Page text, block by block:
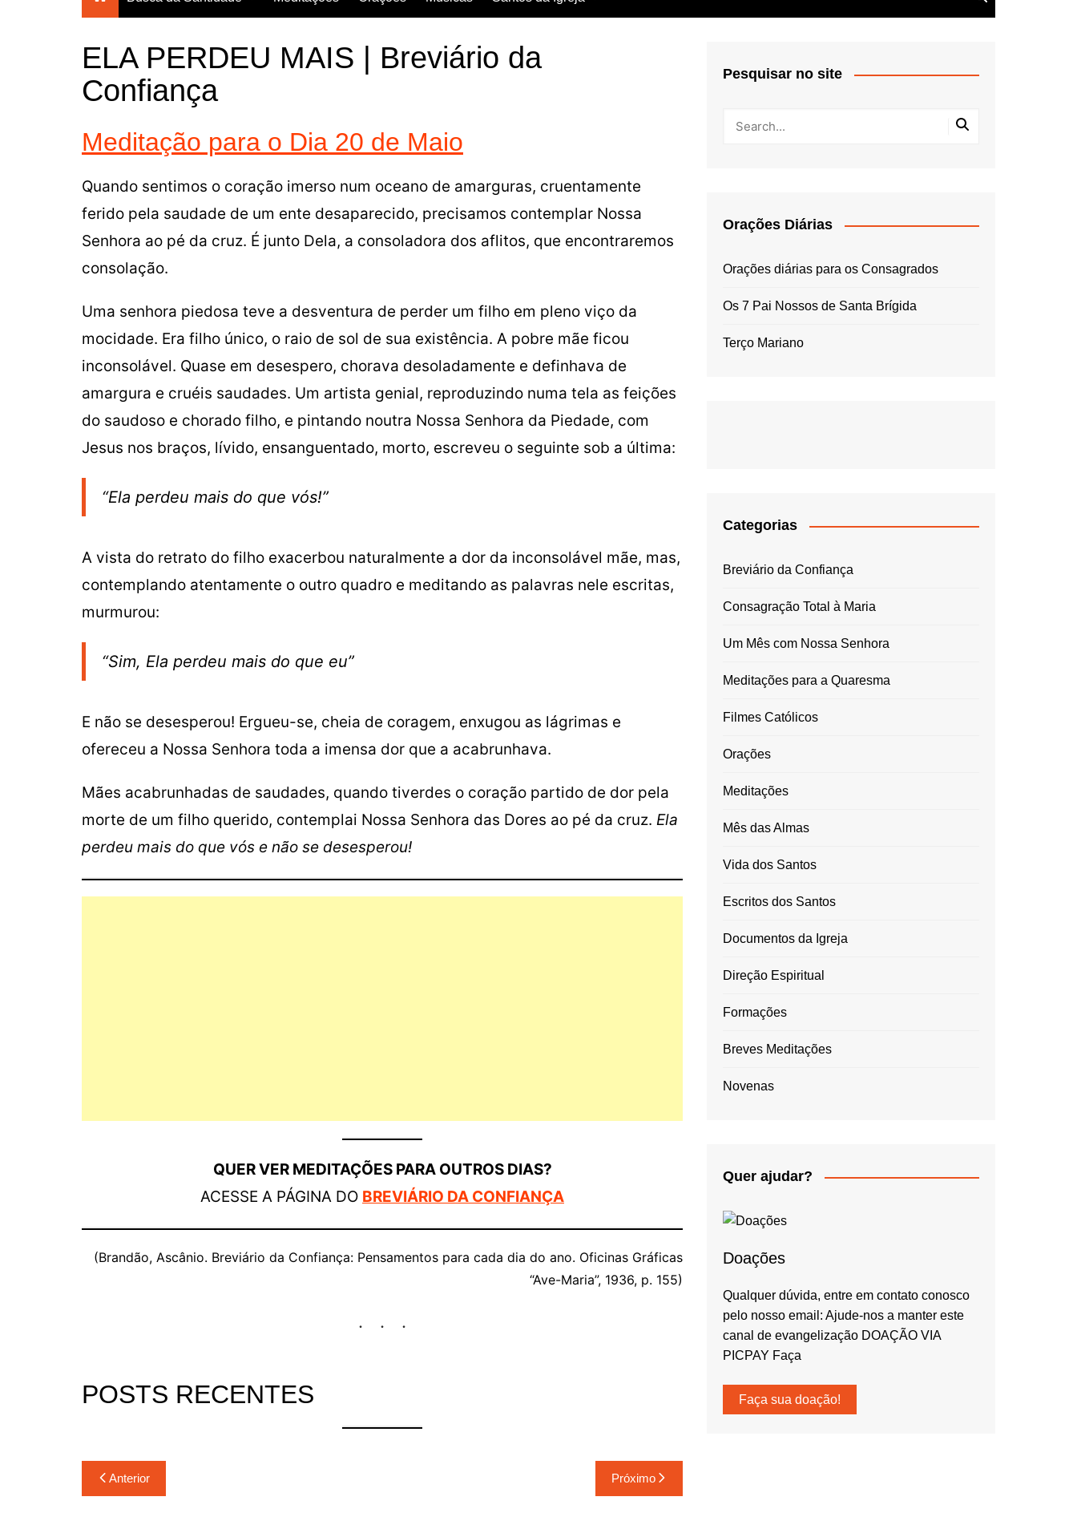
Breviário da Confiança
Um Mês com Maria
Quaresma
Consagração Total à Virgem
Vida dos Santos
ELA PERDEU MAIS | Breviário da
Confiança
Meditação para o Dia 20 de Maio
Quando sentimos o coração imerso num oceano de amarguras, cruentamente
ferido pela saudade de um ente desaparecido, precisamos contemplar Nossa
Senhora ao pé da cruz. É junto Dela, a consoladora dos aflitos, que encontraremos
consolação.
Uma senhora piedosa teve a desventura de perder um filho em pleno viço da
mocidade. Era filho único, o raio de sol de sua existência. A pobre mãe ficou
inconsolável. Quase em desespero, chorava desoladamente e definhava de
amargura e cruéis saudades. Um artista genial, reproduzindo numa tela as feições
do saudoso e chorado filho, e pintando noutra Nossa Senhora da Piedade, com
Jesus nos braços, lívido, ensanguentado, morto, escreveu o seguinte sob a última:
“Ela perdeu mais do que vós!”
A vista do retrato do filho exacerbou naturalmente a dor da inconsolável mãe, mas,
contemplando atentamente o outro quadro e meditando as palavras nele escritas,
murmurou:
“Sim, Ela perdeu mais do que eu”
E não se desesperou! Ergueu-se, cheia de coragem, enxugou as lágrimas e
ofereceu a Nossa Senhora toda a imensa dor que a acabrunhava.
Mães acabrunhadas de saudades, quando tiverdes o coração partido de dor pela
morte de um filho querido, contemplai Nossa Senhora das Dores ao pé da cruz. Ela
perdeu mais do que vós e não se desesperou!
QUER VER MEDITAÇÕES PARA OUTROS DIAS?
ACESSE A PÁGINA DO BREVIÁRIO DA CONFIANÇA
(Brandão, Ascânio. Breviário da Confiança: Pensamentos para cada dia do ano. Oficinas Gráficas
“Ave-Maria”, 1936, p. 155)
POSTS RECENTES
Navegação
de
Anterior Próximo
Pesquisar no site
Orações Diárias
Orações diárias para os Consagrados
Os 7 Pai Nossos de Santa Brígida
Terço Mariano
Categorias
Breviário da Confiança
Consagração Total à Maria
Um Mês com Nossa Senhora
Meditações para a Quaresma
Filmes Católicos
Orações
Meditações
Mês das Almas
Vida dos Santos
Escritos dos Santos
Documentos da Igreja
Direção Espiritual
Formações
Breves Meditações
Novenas
Quer ajudar?
Doações
Qualquer dúvida, entre em contato conosco
pelo nosso email: Ajude-nos a manter este
canal de evangelização DOAÇÃO VIA
PICPAY Faça
Faça sua doação!